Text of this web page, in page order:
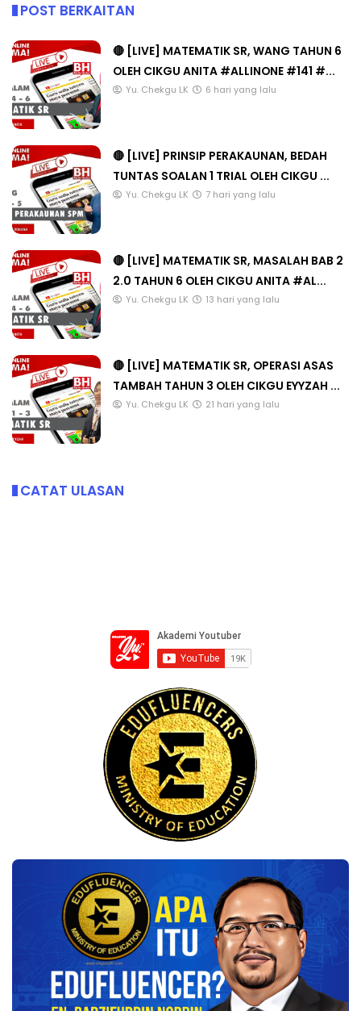
POST BERKAITAN
🔴 [LIVE] MATEMATIK SR, WANG TAHUN 6
OLEH CIKGU ANITA #ALLINONE #141 #...
Yu. Chekgu LK 6 hari yang lalu
🔴 [LIVE] PRINSIP PERAKAUNAN, BEDAH
TUNTAS SOALAN 1 TRIAL OLEH CIKGU ...
Yu. Chekgu LK 7 hari yang lalu
🔴 [LIVE] MATEMATIK SR, MASALAH BAB 2
2.0 TAHUN 6 OLEH CIKGU ANITA #AL...
Yu. Chekgu LK 13 hari yang lalu
🔴 [LIVE] MATEMATIK SR, OPERASI ASAS
TAMBAH TAHUN 3 OLEH CIKGU EYYZAH ...
Yu. Chekgu LK 21 hari yang lalu
CATAT ULASAN